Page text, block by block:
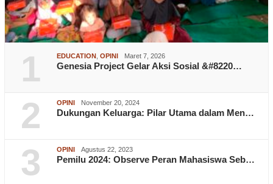
1 EDUCATION OPINI Maret 7, 2026
Genesia Project Gelar Aksi Sosial &#8220…
2 OPINI November 20, 2024
Dukungan Keluarga: Pilar Utama dalam Men…
3 OPINI Agustus 22, 2023
Pemilu 2024: Observe Peran Mahasiswa Seb…